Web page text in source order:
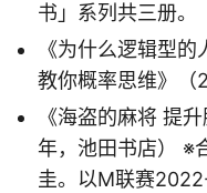
书」系列共三册。
《为什么逻辑型
教你概率思维》（
《海盗的麻将 提
年，池田书店） ※
圭。以M联赛